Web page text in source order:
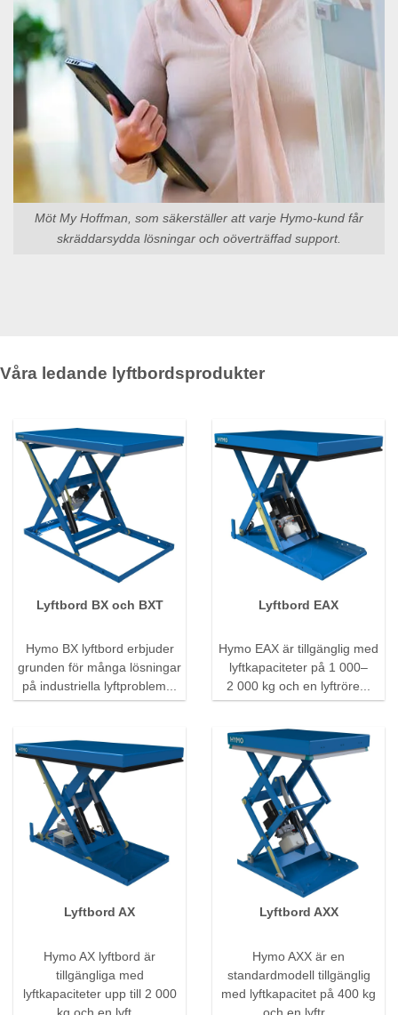
Möt My Hoffman, som säkerställer att varje Hymo-kund får
skräddarsydda lösningar och oöverträffad support.
Våra ledande lyftbordsprodukter
Lyftbord BX och BXT
Hymo BX lyftbord erbjuder
grunden för många lösningar
på industriella lyftproblem...
Lyftbord EAX
Hymo EAX är tillgänglig med
lyftkapaciteter på 1 000–
2 000 kg och en lyftröre...
Lyftbord AX
Hymo AX lyftbord är
tillgängliga med
lyftkapaciteter upp till 2 000
Lyftbord AXX
Hymo AXX är en
standardmodell tillgänglig
med lyftkapacitet på 400 kg